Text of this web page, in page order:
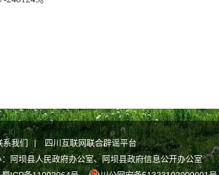
系我们 |
四川互联网联合辟谣平台
阿坝县人民政府办公室、阿坝县政府信息公开办公室